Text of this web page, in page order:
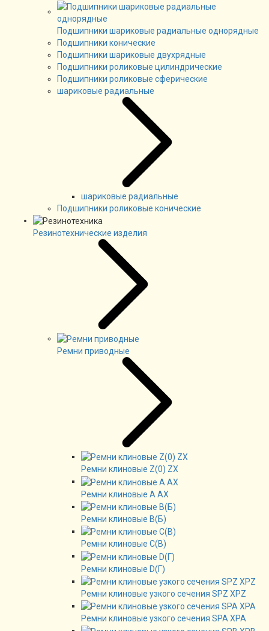
Подшипники шариковые радиальные однорядные
Подшипники конические
Подшипники шариковые двухрядные
Подшипники роликовые цилиндрические
Подшипники роликовые сферические
шариковые радиальные
шариковые радиальные
Подшипники роликовые конические
Резинотехнические изделия
Ремни приводные
Ремни клиновые Z(0) ZX
Ремни клиновые А AX
Ремни клиновые В(Б)
Ремни клиновые C(B)
Ремни клиновые D(Г)
Ремни клиновые узкого сечения SPZ XPZ
Ремни клиновые узкого сечения SPA XPA